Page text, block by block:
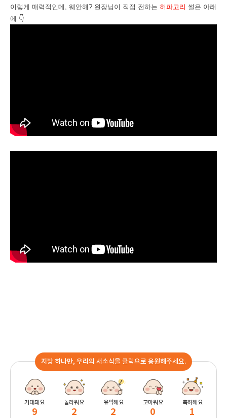
이렇게 매력적인데, 웨안해? 원장님이 직접 전하는 허파고리 썰은 아래
에 👇
지방 하나만, 우리의 새소식을 클릭으로 응원해주세요.
기대돼요
9
놀라워요
2
유익해요
2
고마워요
0
축하해요
1